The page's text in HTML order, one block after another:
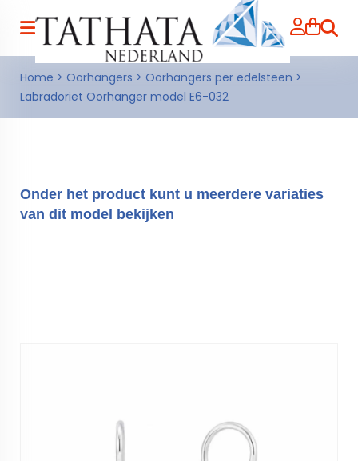
Home > Oorhangers > Oorhangers per edelsteen >
Labradoriet Oorhanger model E6-032
Onder het product kunt u meerdere variaties
van dit model bekijken